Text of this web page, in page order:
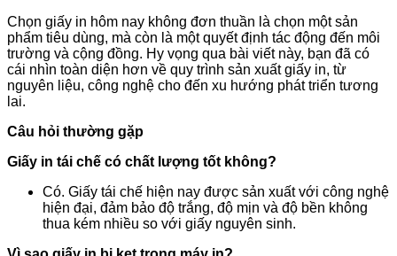
Chọn giấy in hôm nay không đơn thuần là chọn một sản
phẩm tiêu dùng, mà còn là một quyết định tác động đến môi
trường và cộng đồng. Hy vọng qua bài viết này, bạn đã có
cái nhìn toàn diện hơn về quy trình sản xuất giấy in, từ
nguyên liệu, công nghệ cho đến xu hướng phát triển tương
lai.
Câu hỏi thường gặp
Giấy in tái chế có chất lượng tốt không?
Có. Giấy tái chế hiện nay được sản xuất với công nghệ
hiện đại, đảm bảo độ trắng, độ mịn và độ bền không
thua kém nhiều so với giấy nguyên sinh.